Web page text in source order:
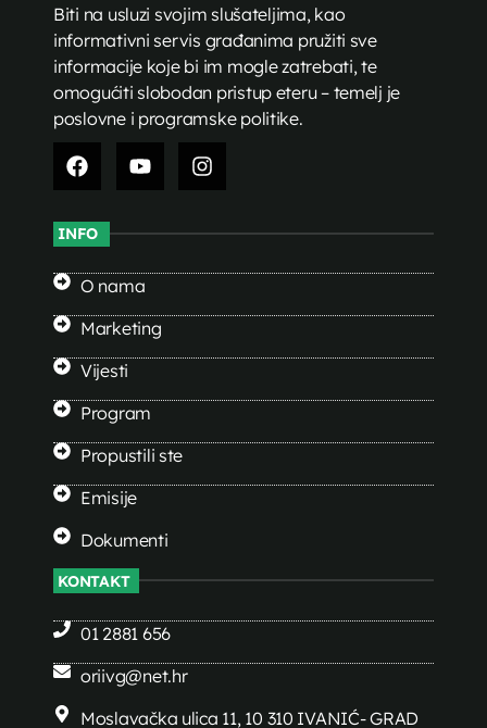
Biti na usluzi svojim slušateljima, kao
informativni servis građanima pružiti sve
informacije koje bi im mogle zatrebati, te
omogućiti slobodan pristup eteru – temelj je
poslovne i programske politike.
INFO
O nama
Marketing
Vijesti
Program
Propustili ste
Emisije
Dokumenti
KONTAKT
01 2881 656
oriivg@net.hr
Moslavačka ulica 11, 10 310 IVANIĆ- GRAD